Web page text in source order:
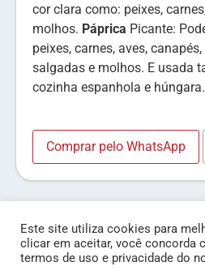
cor clara como: peixes,
molhos. Páprica Picante:
peixes, carnes, aves,
salgadas e molhos. E usada
cozinha espanhola e húngara.
Comprar pelo WhatsApp
Este site utiliza cookies para
clicar em aceitar, você concorda
termos de uso e privacidade do